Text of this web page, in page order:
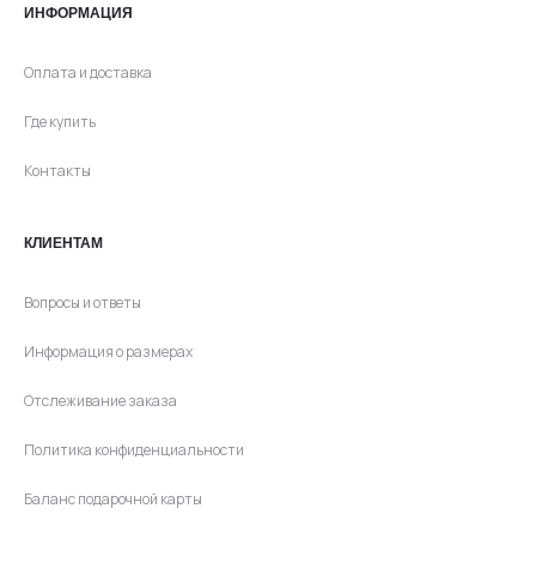
ИНФОРМАЦИЯ
Оплата и доставка
Где купить
Контакты
КЛИЕНТАМ
Вопросы и ответы
Информация о размерах
Отслеживание заказа
Политика конфиденциальности
Баланс подарочной карты